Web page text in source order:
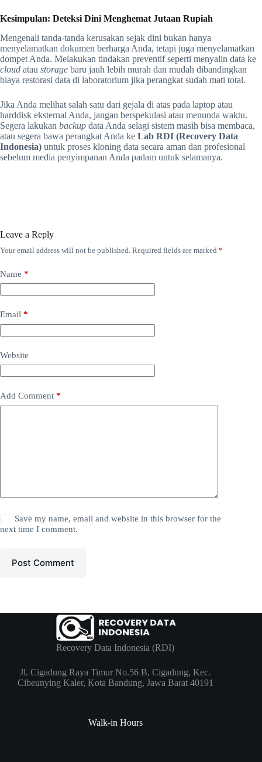
Kesimpulan: Deteksi Dini Menghemat Jutaan Rupiah
Mengenali tanda-tanda kerusakan sejak dini bukan hanya
menyelamatkan dokumen berharga Anda, tetapi juga menyelamatkan
dompet Anda. Melakukan tindakan preventif seperti menyalin data ke
cloud atau storage baru jauh lebih murah dan mudah dibandingkan
biaya restorasi data di laboratorium jika perangkat sudah mati total.
Jika Anda melihat salah satu dari gejala di atas pada laptop atau
harddisk eksternal Anda, jangan berspekulasi atau menunda waktu.
Segera lakukan backup data Anda selagi sistem masih bisa membaca,
atau segera bawa perangkat Anda ke Lab RDI (Recovery Data
Indonesia) untuk proses kloning data secara aman dan profesional
sebelum media penyimpanan Anda padam untuk selamanya.
Leave a Reply
Your email address will not be published. Required fields are marked *
Name *
Email *
Website
Add Comment *
Save my name, email and website in this browser for the
next time I comment.
Post Comment
Recovery Data Indonesia (RDI)
Jl. Cigadung Raya Timur No.56 B, Cigadung, Kec.
Cibeunying Kaler, Kota Bandung, Jawa Barat 40191
Walk-in Hours